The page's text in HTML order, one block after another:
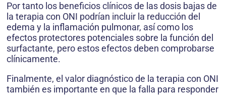
Por tanto los beneficios clínicos de las dosis bajas de
la terapia con ONI podrían incluir la reducción del
edema y la inflamación pulmonar, así como los
efectos protectores potenciales sobre la función del
surfactante, pero estos efectos deben comprobarse
clínicamente.
Finalmente, el valor diagnóstico de la terapia con ONI
también es importante en que la falla para responder